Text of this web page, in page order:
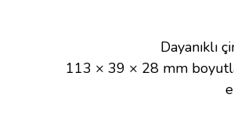
Dayanıklı
113 × 39 × 28 mm